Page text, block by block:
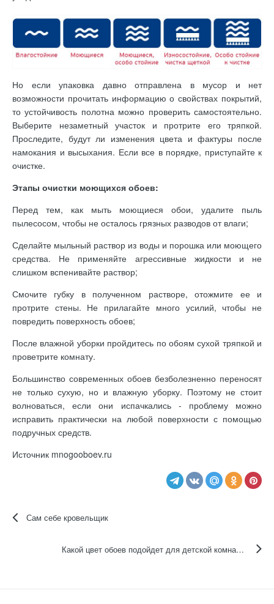
Но если упаковка давно отправлена в мусор и нет
возможности прочитать информацию о свойствах покрытий,
то устойчивость полотна можно проверить самостоятельно.
Выберите незаметный участок и протрите его тряпкой.
Проследите, будут ли изменения цвета и фактуры после
намокания и высыхания. Если все в порядке, приступайте к
очистке.
Этапы очистки моющихся обоев:
Перед тем, как мыть моющиеся обои, удалите пыль
пылесосом, чтобы не осталось грязных разводов от влаги;
Сделайте мыльный раствор из воды и порошка или моющего
средства. Не применяйте агрессивные жидкости и не
слишком вспенивайте раствор;
Смочите губку в полученном растворе, отожмите ее и
протрите стены. Не прилагайте много усилий, чтобы не
повредить поверхность обоев;
После влажной уборки пройдитесь по обоям сухой тряпкой и
проветрите комнату.
Большинство современных обоев безболезненно переносят
не только сухую, но и влажную уборку. Поэтому не стоит
волноваться, если они испачкались - проблему можно
исправить практически на любой поверхности с помощью
подручных средств.
Источник mnogooboev.ru
Сам себе кровельщик
Какой цвет обоев подойдет для детской комнаты?